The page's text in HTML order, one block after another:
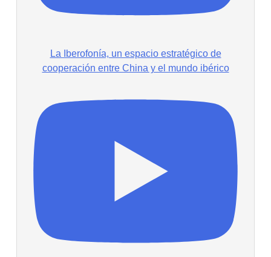
La Iberofonía, un espacio estratégico de
cooperación entre China y el mundo ibérico